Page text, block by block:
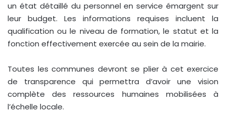
un état détaillé du personnel en service émargent sur
leur budget. Les informations requises incluent la
qualification ou le niveau de formation, le statut et la
fonction effectivement exercée au sein de la mairie.
Toutes les communes devront se plier à cet exercice
de transparence qui permettra d’avoir une vision
complète des ressources humaines mobilisées à
l’échelle locale.